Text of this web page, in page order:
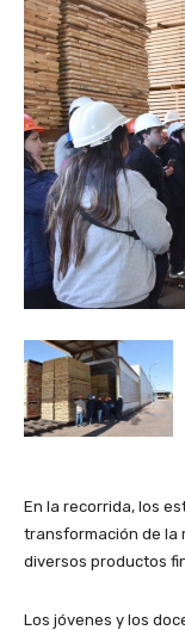
En la recorrida, los
transformación de la
diversos productos
Los jóvenes y los